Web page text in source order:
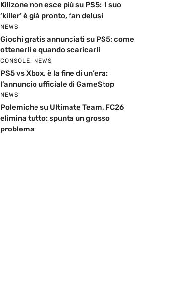
Killzone non esce più su PS5: il suo
‘killer’ è già pronto, fan delusi
NEWS
Giochi gratis annunciati su PS5: come
ottenerli e quando scaricarli
CONSOLE, NEWS
PS5 vs Xbox, è la fine di un’era:
l’annuncio ufficiale di GameStop
NEWS
Polemiche su Ultimate Team, FC26
elimina tutto: spunta un grosso
problema